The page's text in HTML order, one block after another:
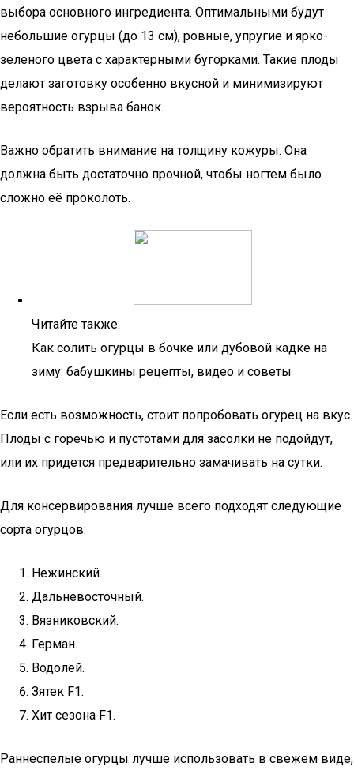
выбора основного ингредиента. Оптимальными будут
небольшие огурцы (до 13 см), ровные, упругие и ярко-
зеленого цвета с характерными бугорками. Такие плоды
делают заготовку особенно вкусной и минимизируют
вероятность взрыва банок.
Важно обратить внимание на толщину кожуры. Она
должна быть достаточно прочной, чтобы ногтем было
сложно её проколоть.
Читайте также:
Как солить огурцы в бочке или дубовой кадке на
зиму: бабушкины рецепты, видео и советы
Если есть возможность, стоит попробовать огурец на вкус.
Плоды с горечью и пустотами для засолки не подойдут,
или их придется предварительно замачивать на сутки.
Для консервирования лучше всего подходят следующие
сорта огурцов:
Нежинский.
Дальневосточный.
Вязниковский.
Герман.
Водолей.
Зятек F1.
Хит сезона F1.
Раннеспелые огурцы лучше использовать в свежем виде,